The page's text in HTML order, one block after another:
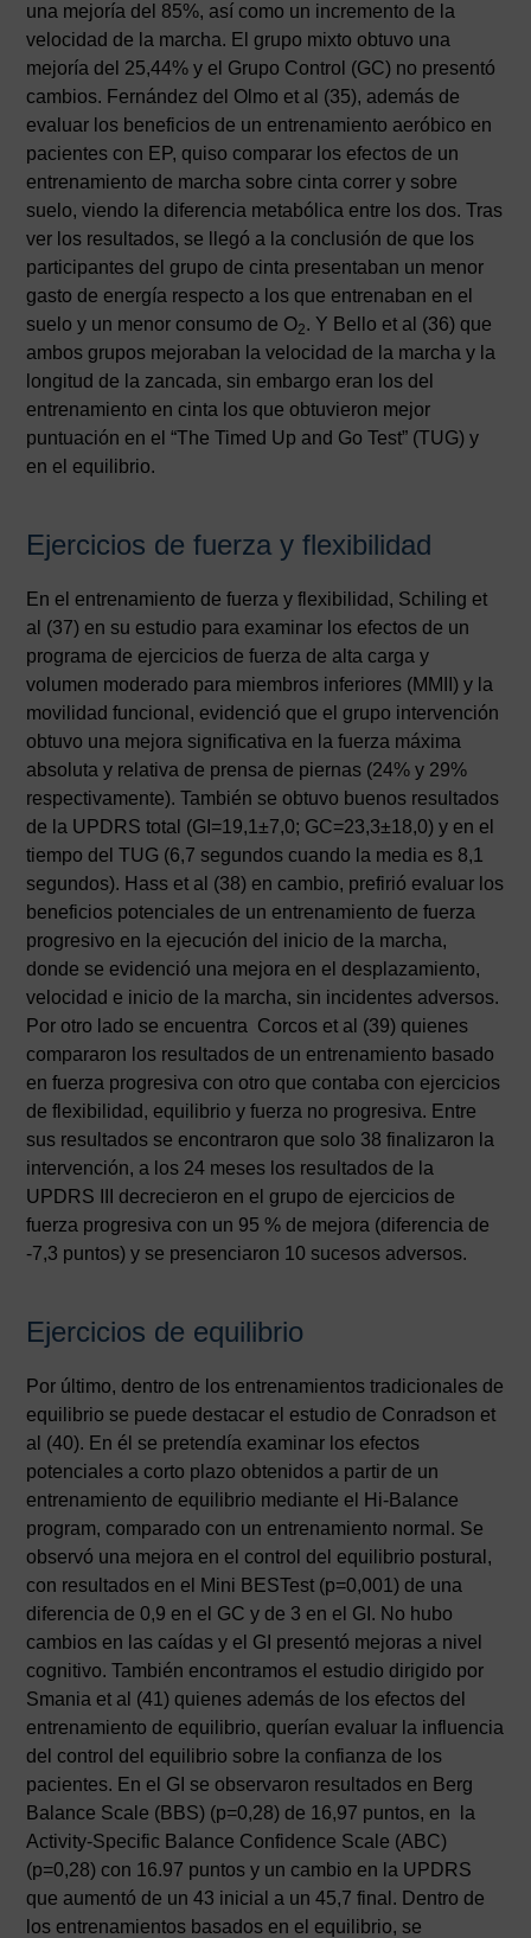
una mejoría del 85%, así como un incremento de la
velocidad de la marcha. El grupo mixto obtuvo una
mejoría del 25,44% y el Grupo Control (GC) no presentó
cambios. Fernández del Olmo et al (35), además de
evaluar los beneficios de un entrenamiento aeróbico en
pacientes con EP, quiso comparar los efectos de un
entrenamiento de marcha sobre cinta correr y sobre
suelo, viendo la diferencia metabólica entre los dos. Tras
ver los resultados, se llegó a la conclusión de que los
participantes del grupo de cinta presentaban un menor
gasto de energía respecto a los que entrenaban en el
suelo y un menor consumo de O2. Y Bello et al (36) que
ambos grupos mejoraban la velocidad de la marcha y la
longitud de la zancada, sin embargo eran los del
entrenamiento en cinta los que obtuvieron mejor
puntuación en el “The Timed Up and Go Test” (TUG) y
en el equilibrio.
Ejercicios de fuerza y flexibilidad
En el entrenamiento de fuerza y flexibilidad, Schiling et
al (37) en su estudio para examinar los efectos de un
programa de ejercicios de fuerza de alta carga y
volumen moderado para miembros inferiores (MMII) y la
movilidad funcional, evidenció que el grupo intervención
obtuvo una mejora significativa en la fuerza máxima
absoluta y relativa de prensa de piernas (24% y 29%
respectivamente). También se obtuvo buenos resultados
de la UPDRS total (GI=19,1±7,0; GC=23,3±18,0) y en el
tiempo del TUG (6,7 segundos cuando la media es 8,1
segundos). Hass et al (38) en cambio, prefirió evaluar los
beneficios potenciales de un entrenamiento de fuerza
progresivo en la ejecución del inicio de la marcha,
donde se evidenció una mejora en el desplazamiento,
velocidad e inicio de la marcha, sin incidentes adversos.
Por otro lado se encuentra Corcos et al (39) quienes
compararon los resultados de un entrenamiento basado
en fuerza progresiva con otro que contaba con ejercicios
de flexibilidad, equilibrio y fuerza no progresiva. Entre
sus resultados se encontraron que solo 38 finalizaron la
intervención, a los 24 meses los resultados de la
UPDRS III decrecieron en el grupo de ejercicios de
fuerza progresiva con un 95 % de mejora (diferencia de
-7,3 puntos) y se presenciaron 10 sucesos adversos.
Ejercicios de equilibrio
Por último, dentro de los entrenamientos tradicionales de
equilibrio se puede destacar el estudio de Conradson et
al (40). En él se pretendía examinar los efectos
potenciales a corto plazo obtenidos a partir de un
entrenamiento de equilibrio mediante el Hi-Balance
program, comparado con un entrenamiento normal. Se
observó una mejora en el control del equilibrio postural,
con resultados en el Mini BESTest (p=0,001) de una
diferencia de 0,9 en el GC y de 3 en el GI. No hubo
cambios en las caídas y el GI presentó mejoras a nivel
cognitivo. También encontramos el estudio dirigido por
Smania et al (41) quienes además de los efectos del
entrenamiento de equilibrio, querían evaluar la influencia
del control del equilibrio sobre la confianza de los
pacientes. En el GI se observaron resultados en Berg
Balance Scale (BBS) (p=0,28) de 16,97 puntos, en la
Activity-Specific Balance Confidence Scale (ABC)
(p=0,28) con 16.97 puntos y un cambio en la UPDRS
que aumentó de un 43 inicial a un 45,7 final. Dentro de
los entrenamientos basados en el equilibrio, se